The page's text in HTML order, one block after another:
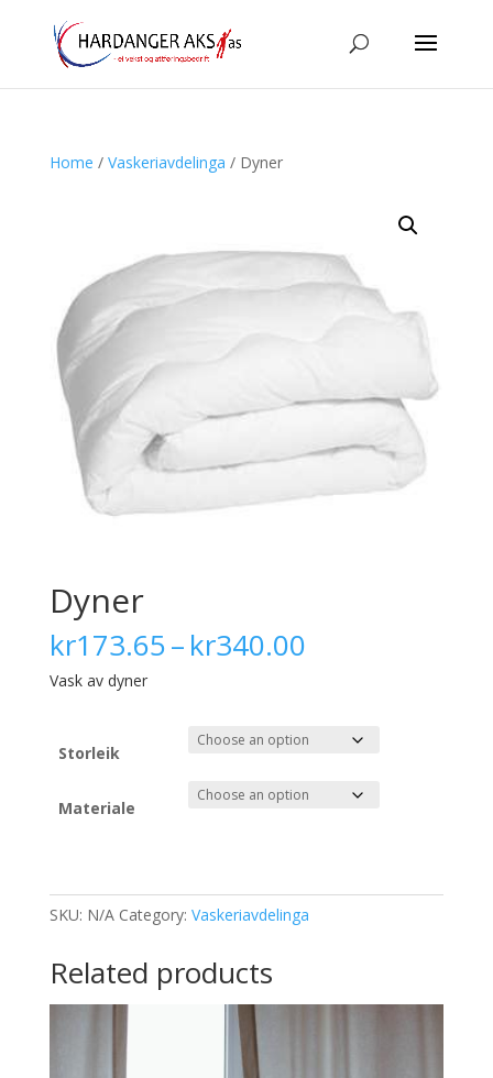
Home / Vaskeriavdelinga / Dyner
Dyner
kr173.65–kr340.00Price
kr340.00
Vask av dyner
Storleik
Materiale
SKU: N/A Category: Vaskeriavdelinga
Related products